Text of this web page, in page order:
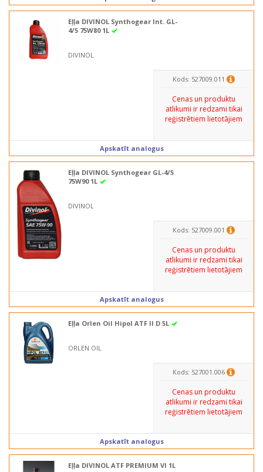
Eļļa DIVINOL Synthogear Int. GL-
4/5 75W80 1L
DIVINOL
Kods: 527009.011
Cenas un produktu
atlikumi ir redzami tikai
reģistrētiem lietotājiem
Apskatīt analogus
Eļļa DIVINOL Synthogear GL-4/5
75W90 1L
DIVINOL
Kods: 527009.001
Cenas un produktu
atlikumi ir redzami tikai
reģistrētiem lietotājiem
Apskatīt analogus
Eļļa Orlen Oil Hipol ATF II D 5L
ORLEN OIL
Kods: 527001.006
Cenas un produktu
atlikumi ir redzami tikai
reģistrētiem lietotājiem
Apskatīt analogus
Eļļa DIVINOL ATF PREMIUM VI 1L